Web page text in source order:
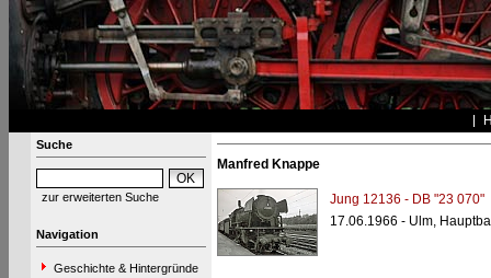
Suche
zur erweiterten Suche
Navigation
Geschichte & Hintergründe
Manfred Knappe
Jung 12136 - DB "23 070"
17.06.1966 - Ulm,